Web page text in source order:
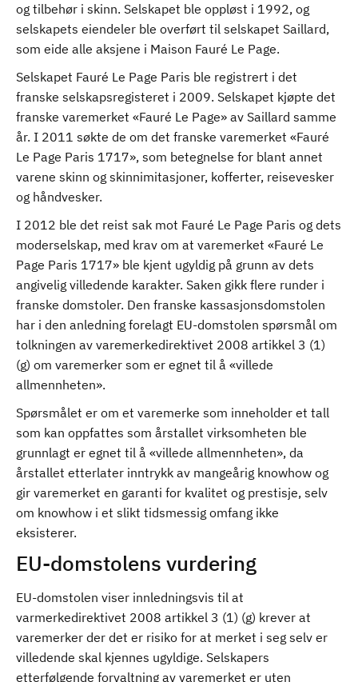
og tilbehør i skinn. Selskapet ble oppløst i 1992, og
selskapets eiendeler ble overført til selskapet Saillard,
som eide alle aksjene i Maison Fauré Le Page.
Selskapet Fauré Le Page Paris ble registrert i det
franske selskapsregisteret i 2009. Selskapet kjøpte det
franske varemerket «Fauré Le Page» av Saillard samme
år. I 2011 søkte de om det franske varemerket «Fauré
Le Page Paris 1717», som betegnelse for blant annet
varene skinn og skinnimitasjoner, kofferter, reisevesker
og håndvesker.
I 2012 ble det reist sak mot Fauré Le Page Paris og dets
moderselskap, med krav om at varemerket «Fauré Le
Page Paris 1717» ble kjent ugyldig på grunn av dets
angivelig villedende karakter. Saken gikk flere runder i
franske domstoler. Den franske kassasjonsdomstolen
har i den anledning forelagt EU-domstolen spørsmål om
tolkningen av varemerkedirektivet 2008 artikkel 3 (1)
(g) om varemerker som er egnet til å «villede
allmennheten».
Spørsmålet er om et varemerke som inneholder et tall
som kan oppfattes som årstallet virksomheten ble
grunnlagt er egnet til å «villede allmennheten», da
årstallet etterlater inntrykk av mangeårig knowhow og
gir varemerket en garanti for kvalitet og prestisje, selv
om knowhow i et slikt tidsmessig omfang ikke
eksisterer.
EU-domstolens vurdering
EU-domstolen viser innledningsvis til at
varmerkedirektivet 2008 artikkel 3 (1) (g) krever at
varemerker der det er risiko for at merket i seg selv er
villedende skal kjennes ugyldige. Selskapers
etterfølgende forvaltning av varemerket er uten